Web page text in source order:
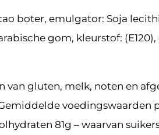
boter, emulgator: Soja
gom, kleurstof:
van gluten, melk, noten en
voedingswaarden
81g – waarvan